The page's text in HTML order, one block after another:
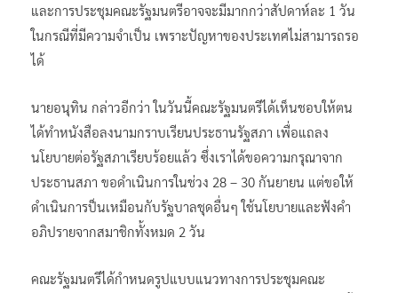
และการประชุมคณะรัฐมนตรีอาจจะมีมากกว่าสัปดาห์ละ 1 วัน
ในกรณีที่มีความจำเป็น เพราะปัญหาของประเทศไม่สามารถรอ
ได้
นายอนุทิน กล่าวอีกว่า ในวันนี้คณะรัฐมนตรีได้เห็นชอบให้ตน
ได้ทำหนังสือลงนามกราบเรียนประธานรัฐสภา เพื่อแถลง
นโยบายต่อรัฐสภาเรียบร้อยแล้ว ซึ่งเราได้ขอความกรุณาจาก
ประธานสภา ขอดำเนินการในช่วง 28 – 30 กันยายน แต่ขอให้
ดำเนินการป็นเหมือนกับรัฐบาลชุดอื่นๆ ใช้นโยบายและฟังคำ
อภิปรายจากสมาชิกทั้งหมด 2 วัน
คณะรัฐมนตรีได้กำหนดรูปแบบแนวทางการประชุมคณะ